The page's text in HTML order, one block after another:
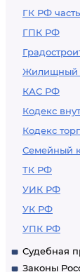
ГК РФ
ГПК РФ
Жилищный
КАС РФ
Кодекс
Кодекс
Семейный
ТК РФ
УИК РФ
УК РФ
УПК РФ
Судебная
Законы